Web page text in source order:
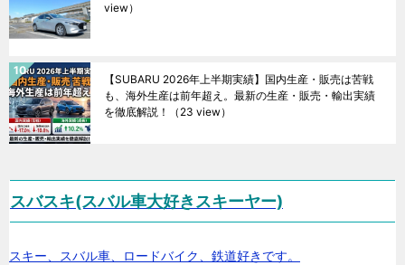
view）
【SUBARU 2026年上半期実績】国内生産・販売は苦戦
も、海外生産は前年超え。最新の生産・販売・輸出実績
を徹底解説！
（23 view）
スバスキ(スバル車大好きスキーヤー)
スキー、スバル車、ロードバイク、鉄道好きです。